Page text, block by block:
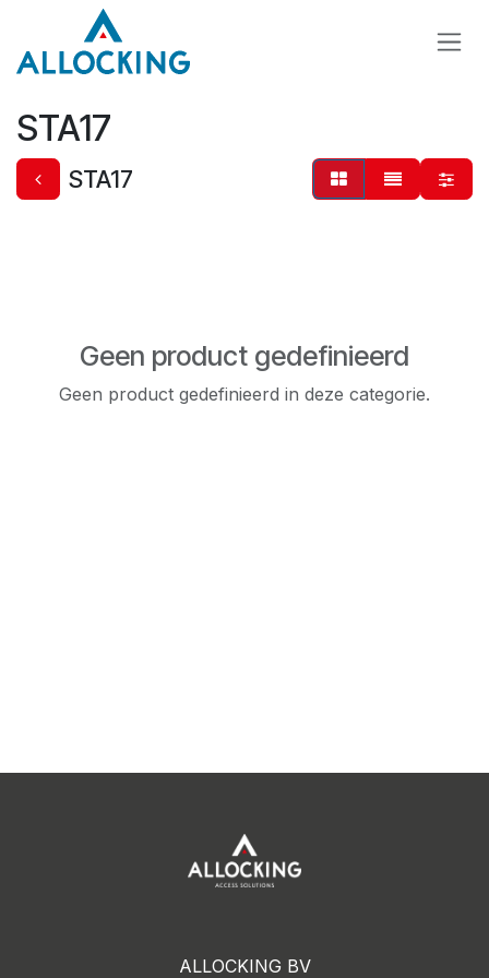
Overslaan naar inhoud
STA17
STA17
Geen product gedefinieerd
Geen product gedefinieerd in deze categorie.
ALLOCKING BV